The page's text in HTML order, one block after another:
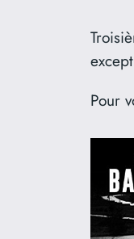
Pour